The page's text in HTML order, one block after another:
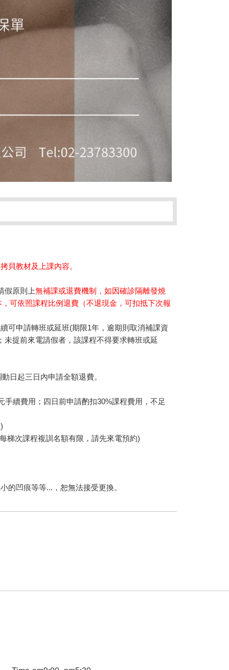
貝教材及上課內容。
假原則上無補課或退費機制，如因確診隔離發燒
可依照課程比例退費（不退現金，可扣抵下次報
可申請轉班或延班(期限1年，逾期則取消補課資
提前來電請假者，該課程不得要求轉班或延
日起三日內申請全額退費。
續費用；四日前申請酌扣30%課程費用，不足
梯次課程複訓名額有限，請先來電預約)
凹痕等等...，恕無法接受更換。